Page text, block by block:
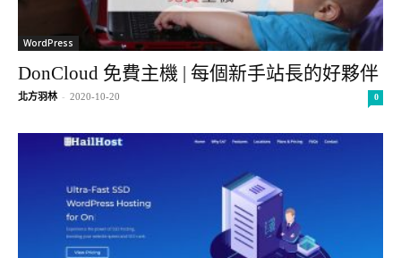
WordPress
DonCloud 免費主機 | 每個新手站長的好夥伴
北方羽林 - 2020-10-20 0